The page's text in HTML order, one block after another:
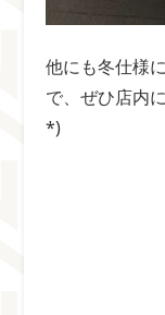
他にも冬仕様
で、ぜひ店内
*)